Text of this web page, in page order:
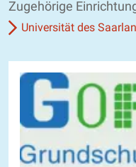
Zugehörige
Universität des